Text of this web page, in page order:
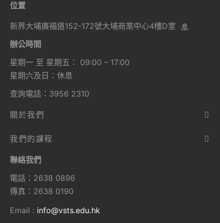
位置
新界大埔廣福道152-172號大埔商業中心4樓D室
辦公時間
星期一 至 星期五： 09:00 – 17:00
星期六及日：休息
查詢電話：3956 2310
關於我們
我們的課程
聯絡我們
電話：2638 0896
傳真：2638 0190
Email : info@vsts.edu.hk